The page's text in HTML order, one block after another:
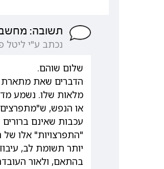
תשובה:
נכתב ע"י ליטל פלג ב - 05/
שלום שוהם.
הדברים שאת מתארת
מלאות שלו. נשמע
או הנפש,
עכבות שאינם ברורים
"התפרצויות" אלו
יותר תשומת לב,
בהתאם, ולאור